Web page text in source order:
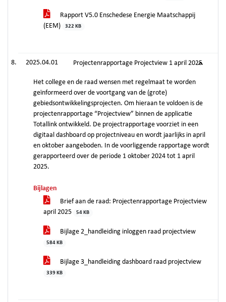
Rapport V5.0 Enschedese Energie Maatschappij
(EEM)
322 KB
2025.04.01 Projectenrapportage Projectview 1 april 2025
Het college en de raad wensen met regelmaat te worden
geïnformeerd over de voortgang van de (grote)
gebiedsontwikkelingsprojecten. Om hieraan te voldoen is de
projectenrapportage “Projectview” binnen de applicatie
Totallink ontwikkeld. De projectrapportage voorziet in een
digitaal dashboard op projectniveau en wordt jaarlijks in april
en oktober aangeboden. In de voorliggende rapportage wordt
gerapporteerd over de periode 1 oktober 2024 tot 1 april
2025.
Bijlagen
Brief aan de raad: Projectenrapportage Projectview
april 2025
54 KB
Bijlage 2_handleiding inloggen raad projectview
584 KB
Bijlage 3_handleiding dashboard raad projectview
339 KB